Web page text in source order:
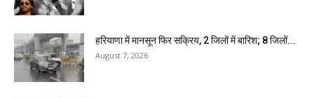
हरियाणा में मानसून फिर सक्रिय, 2 जिलों में बारिश; 8 जिलों...
August 7, 2026